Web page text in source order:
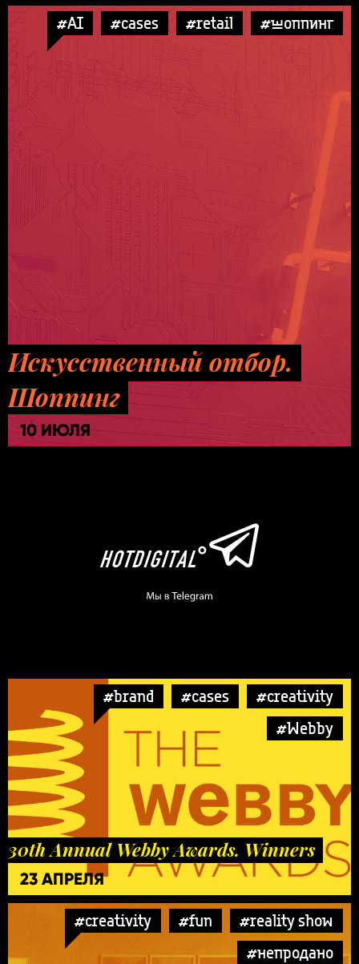
#AI #cases #retail #шоппинг
Искусственный отбор.
Шоппинг
10 ИЮЛЯ
#brand #cases
#creativity
#Webby
30th Annual Webby Awards. Winners
23 АПРЕЛЯ
#creativity #fun
#reality show
#непродано